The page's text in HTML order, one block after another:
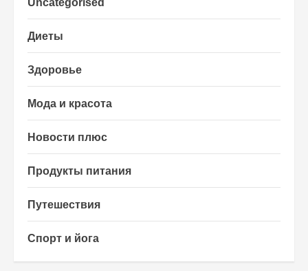
Uncategorised
Диеты
Здоровье
Мода и красота
Новости плюс
Продукты питания
Путешествия
Спорт и йога